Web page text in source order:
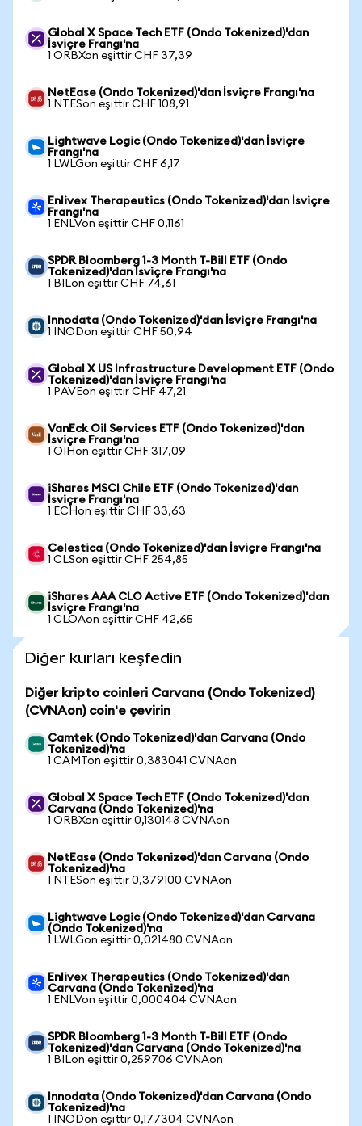
Global X Space Tech ETF (Ondo Tokenized)'dan
İsviçre Frangı'na
1 ORBXon eşittir CHF 37,39
NetEase (Ondo Tokenized)'dan İsviçre Frangı'na
1 NTESon eşittir CHF 108,91
Lightwave Logic (Ondo Tokenized)'dan İsviçre
Frangı'na
1 LWLGon eşittir CHF 6,17
Enlivex Therapeutics (Ondo Tokenized)'dan İsviçre
Frangı'na
1 ENLVon eşittir CHF 0,1161
SPDR Bloomberg 1-3 Month T-Bill ETF (Ondo
Tokenized)'dan İsviçre Frangı'na
1 BILon eşittir CHF 74,61
Innodata (Ondo Tokenized)'dan İsviçre Frangı'na
1 INODon eşittir CHF 50,94
Global X US Infrastructure Development ETF (Ondo
Tokenized)'dan İsviçre Frangı'na
1 PAVEon eşittir CHF 47,21
VanEck Oil Services ETF (Ondo Tokenized)'dan
İsviçre Frangı'na
1 OIHon eşittir CHF 317,09
iShares MSCI Chile ETF (Ondo Tokenized)'dan
İsviçre Frangı'na
1 ECHon eşittir CHF 33,63
Celestica (Ondo Tokenized)'dan İsviçre Frangı'na
1 CLSon eşittir CHF 254,85
iShares AAA CLO Active ETF (Ondo Tokenized)'dan
İsviçre Frangı'na
1 CLOAon eşittir CHF 42,65
Diğer kurları keşfedin
Diğer kripto coinleri Carvana (Ondo Tokenized)
(CVNAon) coin'e çevirin
Camtek (Ondo Tokenized)'dan Carvana (Ondo
Tokenized)'na
1 CAMTon eşittir 0,383041 CVNAon
Global X Space Tech ETF (Ondo Tokenized)'dan
Carvana (Ondo Tokenized)'na
1 ORBXon eşittir 0,130148 CVNAon
NetEase (Ondo Tokenized)'dan Carvana (Ondo
Tokenized)'na
1 NTESon eşittir 0,379100 CVNAon
Lightwave Logic (Ondo Tokenized)'dan Carvana
(Ondo Tokenized)'na
1 LWLGon eşittir 0,021480 CVNAon
Enlivex Therapeutics (Ondo Tokenized)'dan
Carvana (Ondo Tokenized)'na
1 ENLVon eşittir 0,000404 CVNAon
SPDR Bloomberg 1-3 Month T-Bill ETF (Ondo
Tokenized)'dan Carvana (Ondo Tokenized)'na
1 BILon eşittir 0,259706 CVNAon
Innodata (Ondo Tokenized)'dan Carvana (Ondo
Tokenized)'na
1 INODon eşittir 0,177304 CVNAon